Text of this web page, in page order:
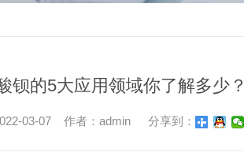
钡的5大应用领域你了解多少？
03-07 作者：admin 分享到：